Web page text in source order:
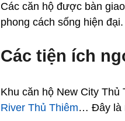
Các căn hộ được bàn
phong cách sống hiện đại.
Các tiện ích
Khu căn hộ New City
River Thủ Thiêm… Đây là